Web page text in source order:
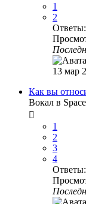
1
2
Ответы:
13 мар
Как вы
Вокал в
1
2
3
4
Ответы: